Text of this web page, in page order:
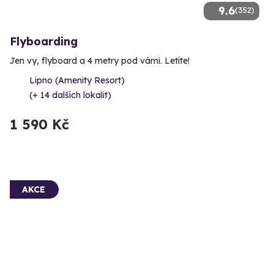
9.6(352)
Flyboarding
Jen vy, flyboard a 4 metry pod vámi. Letíte!
Lipno (Amenity Resort)
(+ 14 dalších lokalit)
1 590 Kč
AKCE